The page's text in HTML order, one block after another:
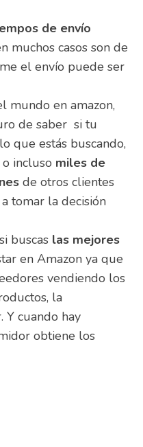
de envío
muchos casos son de
el envío puede ser
mundo en amazon,
de saber si tu
que estás buscando,
incluso miles de
de otros clientes
tomar la decisión
buscas las mejores
en Amazon ya que
vendiendo los
la
Y cuando hay
obtiene los